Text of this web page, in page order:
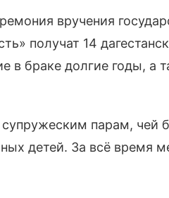
вручения
получат 14
в браке долгие годы, а
супружеским парам, чей
детей. За всё время